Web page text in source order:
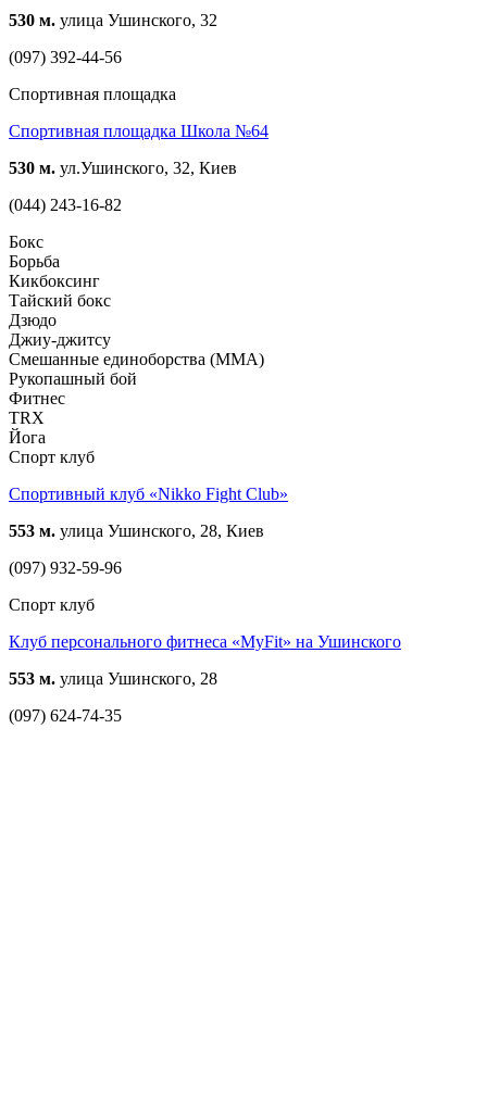
530 м. улица Ушинского, 32
(097) 392-44-56
Спортивная площадка
Спортивная площадка Школа №64
530 м. ул.Ушинского, 32, Киев
(044) 243-16-82
Бокс
Борьба
Кикбоксинг
Тайский бокс
Дзюдо
Джиу-джитсу
Смешанные единоборства (ММА)
Рукопашный бой
Фитнес
TRX
Йога
Спорт клуб
Спортивный клуб «Nikko Fight Club»
553 м. улица Ушинского, 28, Киев
(097) 932-59-96
Спорт клуб
Клуб персонального фитнеса «MyFit» на Ушинского
553 м. улица Ушинского, 28
(097) 624-74-35